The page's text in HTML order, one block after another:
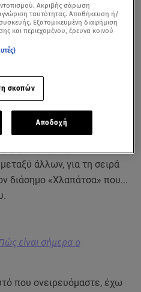
και τη Σοφία
άλλων, για τη σειρά
διάσημο «Χλαπάτσα» που...
είναι σήμερα ο
που ονειρευόμαστε, έχω
Ακριβής σάρωση
ταυτότητας. Αποθήκευση ή/
Εξατομικευμένη διαφήμιση
και περιεχομένου, έρευνα κοινού
σκοπών
Αποδοχή